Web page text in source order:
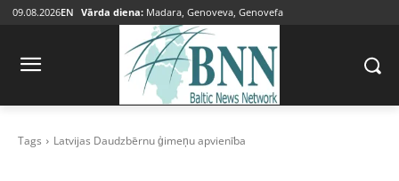
09.08.2026EN Vārda diena: Madara, Genoveva, Genovefa
Tags Latvijas Daudzbērnu ģimeņu apvienība